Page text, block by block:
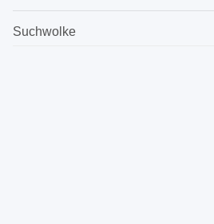
Suchwolke